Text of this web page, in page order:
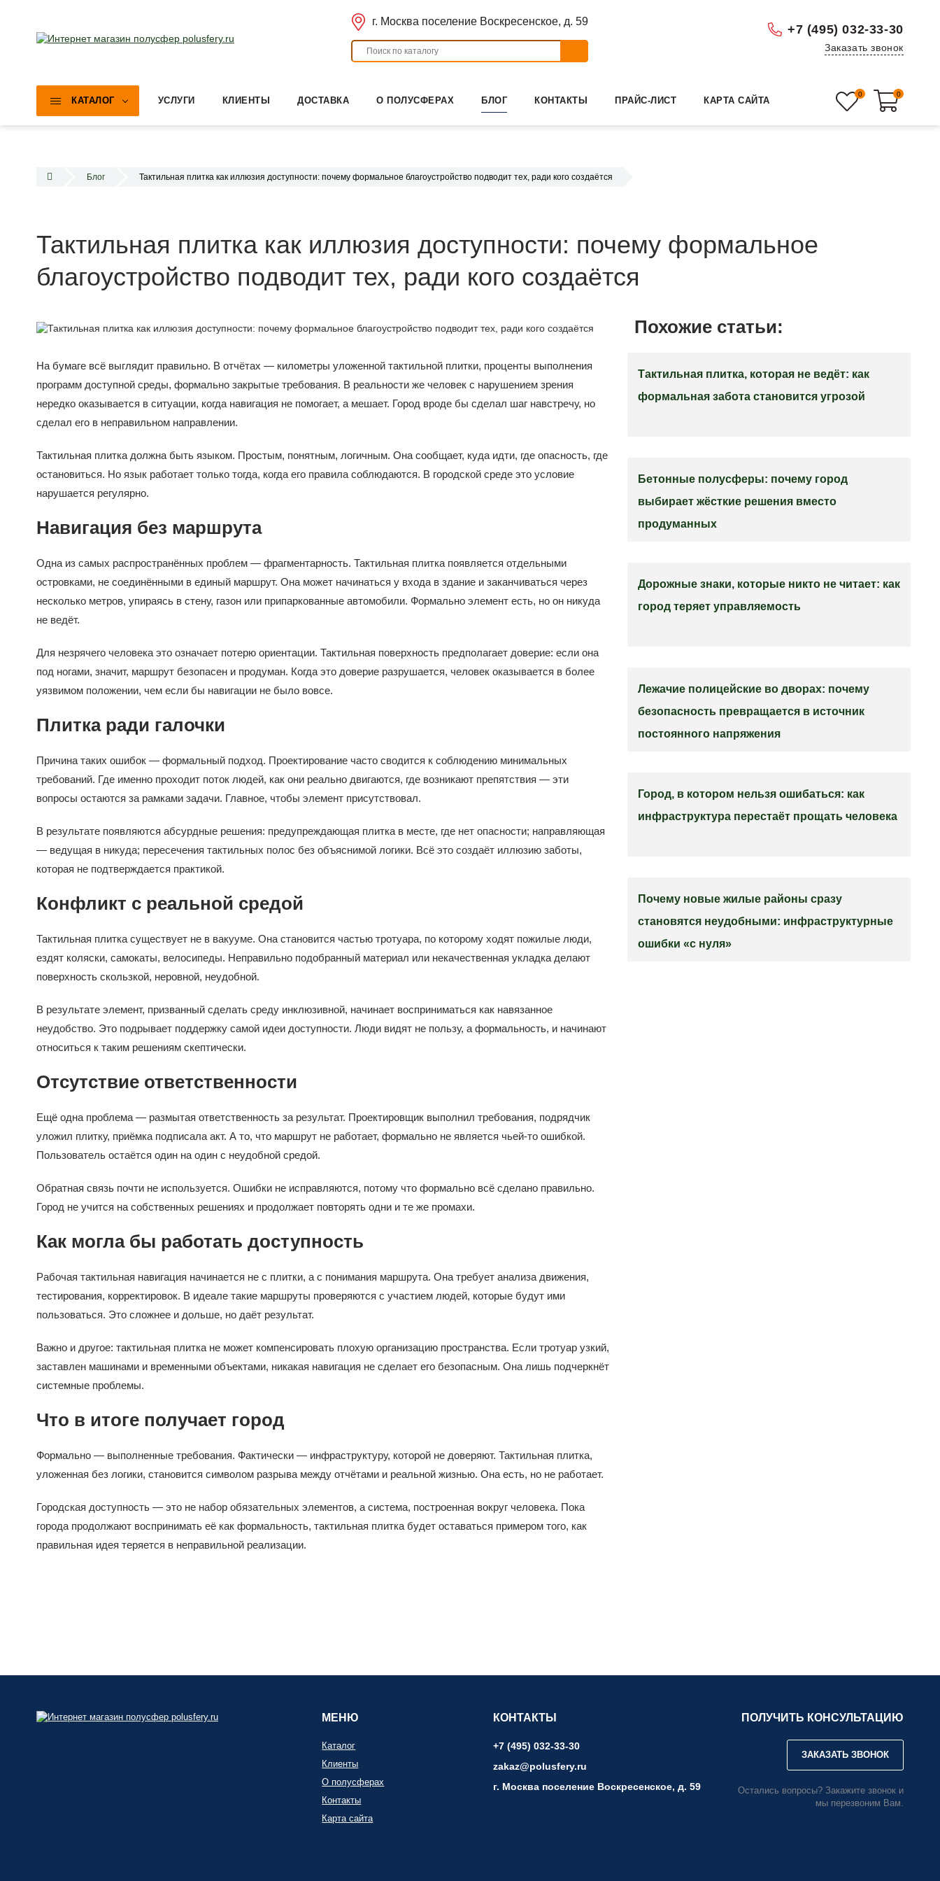
+7 (495) 032-33-30
Заказать звонок
г. Москва поселение Воскресенское, д. 59
КАТАЛОГ УСЛУГИ КЛИЕНТЫ ДОСТАВКА О ПОЛУСФЕРАХ БЛОГ КОНТАКТЫ ПРАЙС-ЛИСТ КАРТА САЙТА
0 0
Блог Тактильная плитка как иллюзия доступности: почему формальное благоустройство подводит тех, ради кого создаётся
Тактильная плитка как иллюзия доступности: почему формальное
благоустройство подводит тех, ради кого создаётся
На бумаге всё выглядит правильно. В отчётах — километры уложенной тактильной плитки, проценты выполнения
программ доступной среды, формально закрытые требования. В реальности же человек с нарушением зрения
нередко оказывается в ситуации, когда навигация не помогает, а мешает. Город вроде бы сделал шаг навстречу, но
сделал его в неправильном направлении.
Тактильная плитка должна быть языком. Простым, понятным, логичным. Она сообщает, куда идти, где опасность, где
остановиться. Но язык работает только тогда, когда его правила соблюдаются. В городской среде это условие
нарушается регулярно.
Навигация без маршрута
Одна из самых распространённых проблем — фрагментарность. Тактильная плитка появляется отдельными
островками, не соединёнными в единый маршрут. Она может начинаться у входа в здание и заканчиваться через
несколько метров, упираясь в стену, газон или припаркованные автомобили. Формально элемент есть, но он никуда
не ведёт.
Для незрячего человека это означает потерю ориентации. Тактильная поверхность предполагает доверие: если она
под ногами, значит, маршрут безопасен и продуман. Когда это доверие разрушается, человек оказывается в более
уязвимом положении, чем если бы навигации не было вовсе.
Плитка ради галочки
Причина таких ошибок — формальный подход. Проектирование часто сводится к соблюдению минимальных
требований. Где именно проходит поток людей, как они реально двигаются, где возникают препятствия — эти
вопросы остаются за рамками задачи. Главное, чтобы элемент присутствовал.
В результате появляются абсурдные решения: предупреждающая плитка в месте, где нет опасности; направляющая
— ведущая в никуда; пересечения тактильных полос без объяснимой логики. Всё это создаёт иллюзию заботы,
которая не подтверждается практикой.
Конфликт с реальной средой
Тактильная плитка существует не в вакууме. Она становится частью тротуара, по которому ходят пожилые люди,
ездят коляски, самокаты, велосипеды. Неправильно подобранный материал или некачественная укладка делают
поверхность скользкой, неровной, неудобной.
В результате элемент, призванный сделать среду инклюзивной, начинает восприниматься как навязанное
неудобство. Это подрывает поддержку самой идеи доступности. Люди видят не пользу, а формальность, и начинают
относиться к таким решениям скептически.
Отсутствие ответственности
Ещё одна проблема — размытая ответственность за результат. Проектировщик выполнил требования, подрядчик
уложил плитку, приёмка подписала акт. А то, что маршрут не работает, формально не является чьей-то ошибкой.
Пользователь остаётся один на один с неудобной средой.
Обратная связь почти не используется. Ошибки не исправляются, потому что формально всё сделано правильно.
Город не учится на собственных решениях и продолжает повторять одни и те же промахи.
Как могла бы работать доступность
Рабочая тактильная навигация начинается не с плитки, а с понимания маршрута. Она требует анализа движения,
тестирования, корректировок. В идеале такие маршруты проверяются с участием людей, которые будут ими
пользоваться. Это сложнее и дольше, но даёт результат.
Важно и другое: тактильная плитка не может компенсировать плохую организацию пространства. Если тротуар узкий,
заставлен машинами и временными объектами, никакая навигация не сделает его безопасным. Она лишь подчеркнёт
системные проблемы.
Что в итоге получает город
Формально — выполненные требования. Фактически — инфраструктуру, которой не доверяют. Тактильная плитка,
уложенная без логики, становится символом разрыва между отчётами и реальной жизнью. Она есть, но не работает.
Городская доступность — это не набор обязательных элементов, а система, построенная вокруг человека. Пока
города продолжают воспринимать её как формальность, тактильная плитка будет оставаться примером того, как
правильная идея теряется в неправильной реализации.
Похожие статьи:
Тактильная плитка, которая не ведёт: как
формальная забота становится угрозой
Бетонные полусферы: почему город
выбирает жёсткие решения вместо
продуманных
Дорожные знаки, которые никто не читает: как
город теряет управляемость
Лежачие полицейские во дворах: почему
безопасность превращается в источник
постоянного напряжения
Город, в котором нельзя ошибаться: как
инфраструктура перестаёт прощать человека
Почему новые жилые районы сразу
становятся неудобными: инфраструктурные
ошибки «с нуля»
МЕНЮ
Каталог
Клиенты
О полусферах
Контакты
Карта сайта
КОНТАКТЫ
+7 (495) 032-33-30
zakaz@polusfery.ru
г. Москва поселение Воскресенское, д. 59
ПОЛУЧИТЬ КОНСУЛЬТАЦИЮ
ЗАКАЗАТЬ ЗВОНОК
Остались вопросы? Закажите звонок и
мы перезвоним Вам.